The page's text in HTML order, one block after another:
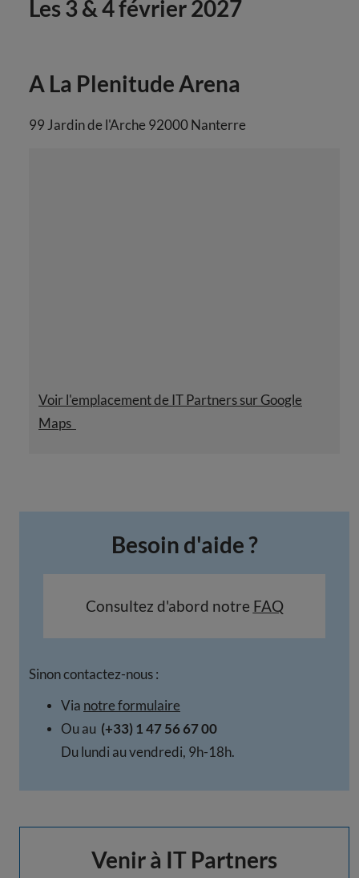
Les 3 & 4 février 2027
A La Plenitude Arena
99 Jardin de l'Arche 92000 Nanterre
Voir l'emplacement de IT Partners sur Google
Maps
Besoin d'aide ?
Consultez d'abord notre FAQ
Sinon contactez-nous :
Via notre formulaire
Ou au (+33) 1 47 56 67 00
Du lundi au vendredi, 9h-18h.
Venir à IT Partners